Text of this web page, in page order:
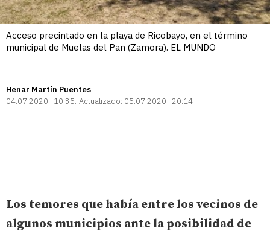
Acceso precintado en la playa de Ricobayo, en el término
municipal de Muelas del Pan (Zamora). EL MUNDO
Henar Martín Puentes
04.07.2020 | 10:35 Actualizado: 05.07.2020 | 20:14
Los temores que había entre los vecinos de
algunos municipios ante la posibilidad de